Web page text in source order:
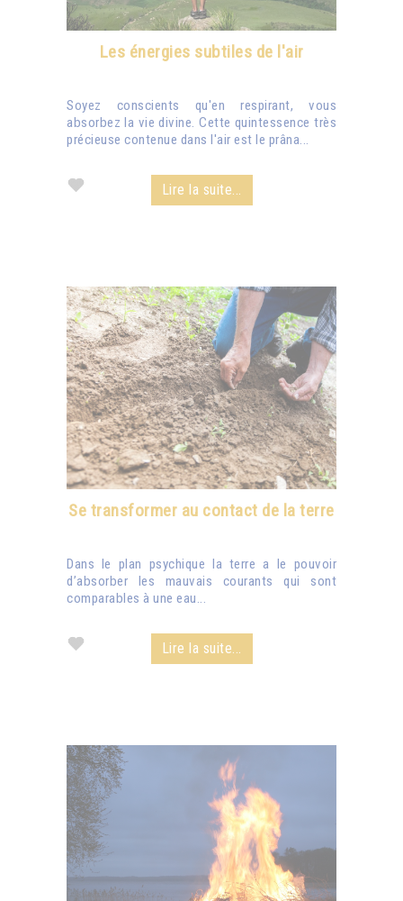
Les énergies subtiles de l'air
Soyez conscients qu'en respirant, vous
absorbez la vie divine. Cette quintessence très
précieuse contenue dans l'air est le prâna...
Lire la suite...
Se transformer au contact de la terre
Dans le plan psychique la terre a le pouvoir
d’absorber les mauvais courants qui sont
comparables à une eau...
Lire la suite...